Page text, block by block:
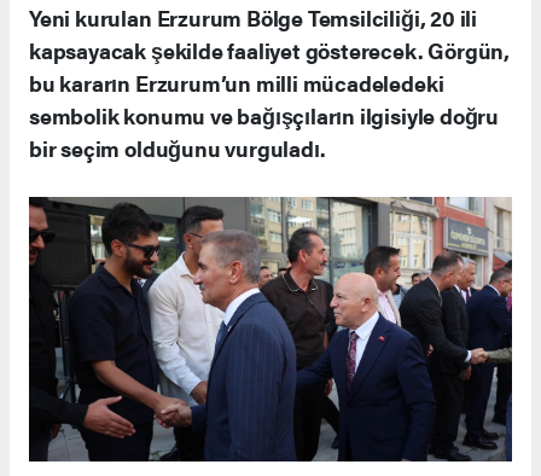
Yeni kurulan Erzurum Bölge Temsilciliği, 20 ili
kapsayacak şekilde faaliyet gösterecek. Görgün,
bu kararın Erzurum’un milli mücadeledeki
sembolik konumu ve bağışçıların ilgisiyle doğru
bir seçim olduğunu vurguladı.